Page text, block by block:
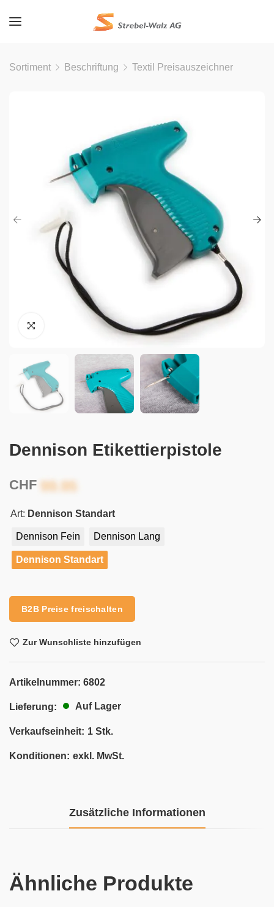
Sortiment Beschriftung Textil Preisauszeichner
Dennison Etikettierpistole
CHF
Art: Dennison Standart
Dennison Fein Dennison Lang
Dennison Standart
B2B Preise freischalten
Zur Wunschliste hinzufügen
Artikelnummer: 6802
Lieferung: Auf Lager
Verkaufseinheit: 1 Stk.
Konditionen: exkl. MwSt.
Zusätzliche Informationen
Ähnliche Produkte